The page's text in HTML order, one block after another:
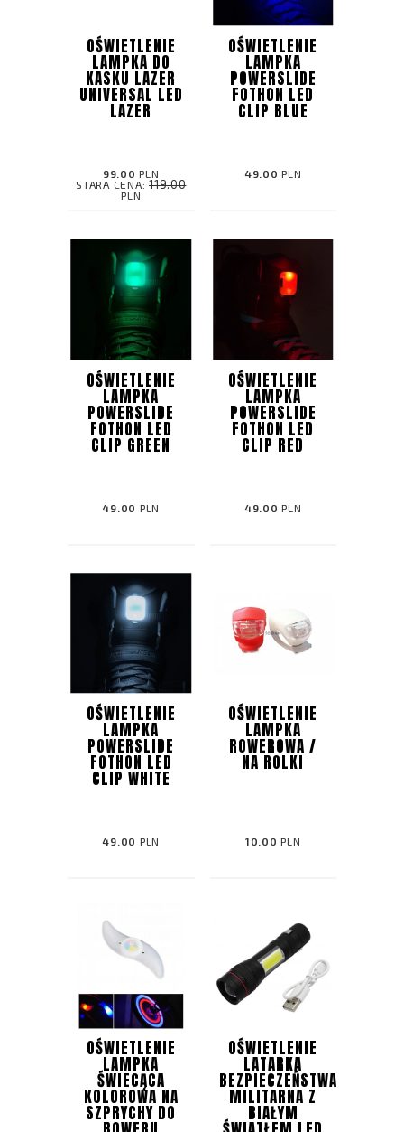
OŚWIETLENIE
LAMPKA DO
KASKU LAZER
UNIVERSAL LED
LAZER
99.00 PLN
STARA CENA: 119.00
PLN
OŚWIETLENIE
LAMPKA
POWERSLIDE
FOTHON LED
CLIP BLUE
49.00 PLN
OŚWIETLENIE
LAMPKA
POWERSLIDE
FOTHON LED
CLIP GREEN
49.00 PLN
OŚWIETLENIE
LAMPKA
POWERSLIDE
FOTHON LED
CLIP RED
49.00 PLN
OŚWIETLENIE
LAMPKA
POWERSLIDE
FOTHON LED
CLIP WHITE
49.00 PLN
OŚWIETLENIE
LAMPKA
ROWEROWA /
NA ROLKI
10.00 PLN
OŚWIETLENIE
LAMPKA
ŚWIECĄCA
KOLOROWA NA
SZPRYCHY DO
OŚWIETLENIE
LATARKA
BEZPIECZEŃSTWA
MILITARNA Z
BIAŁYM